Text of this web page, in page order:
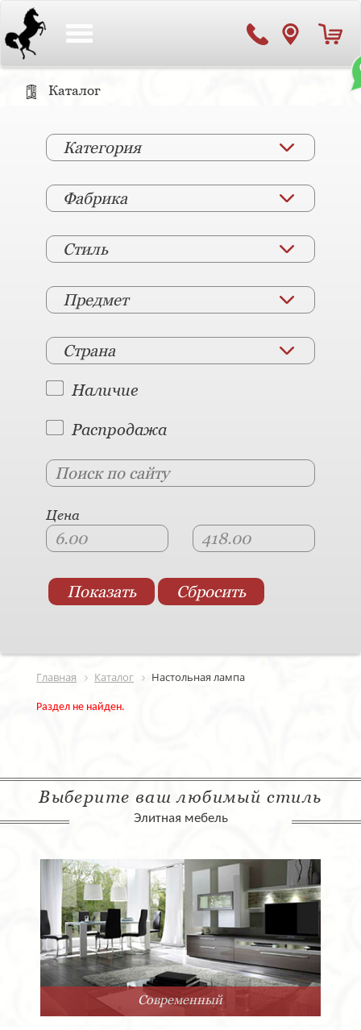
Каталог
Категория
Фабрика
Стиль
Предмет
Страна
Наличие
Распродажа
Цена
Главная Каталог Настольная лампа
Раздел не найден.
Выберите ваш любимый стиль
Элитная мебель
Современный